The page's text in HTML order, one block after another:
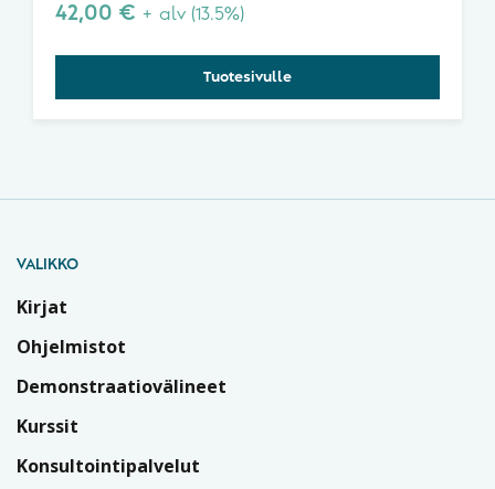
42,00 € + alv (13.5%)
Tuotesivulle
VALIKKO
Kirjat
Ohjelmistot
Demonstraatiovälineet
Kurssit
Konsultointipalvelut